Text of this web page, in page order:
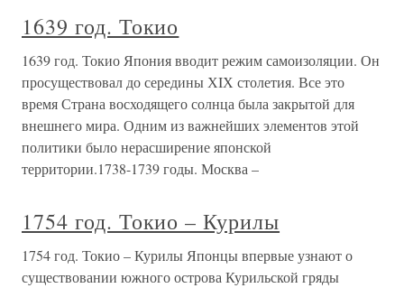
1639 год. Токио
1639 год. Токио Япония вводит режим самоизоляции. Он
просуществовал до середины ХIХ столетия. Все это
время Страна восходящего солнца была закрытой для
внешнего мира. Одним из важнейших элементов этой
политики было нерасширение японской
территории.1738-1739 годы. Москва –
1754 год. Токио – Курилы
1754 год. Токио – Курилы Японцы впервые узнают о
существовании южного острова Курильской гряды